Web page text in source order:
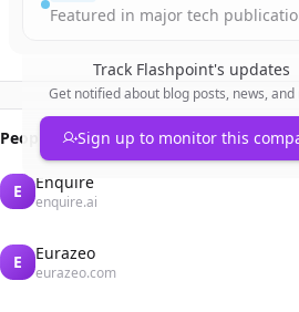
Featured in major tech
Track Flashpoint's updates
Get notified about blog posts, news, and
Sign up to monitor this
People also viewed
E Enquire
enquire.ai
E Eurazeo
eurazeo.com